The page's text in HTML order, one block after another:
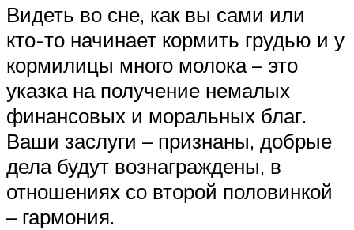
Видеть во сне, как вы сами или
кто-то начинает кормить грудью и у
кормилицы много молока – это
указка на получение немалых
финансовых и моральных благ.
Ваши заслуги – признаны, добрые
дела будут вознаграждены, в
отношениях со второй половинкой
– гармония.